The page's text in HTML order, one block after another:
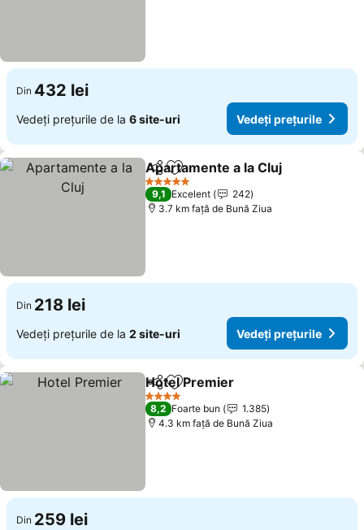
Din 432 lei
Vedeți prețurile de la 6 site-uri Vedeți prețurile
DistribuițiAdăugaţi la favorite
Apartamente a la Cluj
5 Stele
9,1 Excelent
242
3.7 km faţă de Bună Ziua
Din 218 lei
Vedeți prețurile de la 2 site-uri Vedeți prețurile
DistribuițiAdăugaţi la favorite
Hotel Premier
4 Stele
8,2 Foarte bun
1.385
4.3 km faţă de Bună Ziua
Din 259 lei